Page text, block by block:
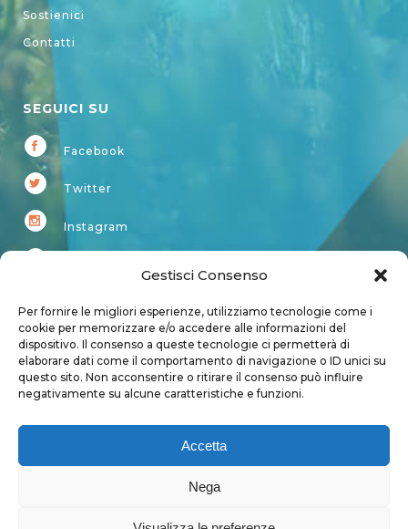
Gestisci Consenso
Per fornire le migliori esperienze, utilizziamo tecnologie come i
cookie per memorizzare e/o accedere alle informazioni del
dispositivo. Il consenso a queste tecnologie ci permetterà di
elaborare dati come il comportamento di navigazione o ID unici su
questo sito. Non acconsentire o ritirare il consenso può influire
negativamente su alcune caratteristiche e funzioni.
Accetta
Nega
Sostienici
Contatti
SEGUICI SU
Facebook
Twitter
Instagram
Account
Login